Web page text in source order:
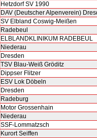
Hetzdorf SV 1990
DAV (Deutscher Alpenverein)
SV Elbland Coswig-Meißen
Radebeul
ELBLANDKLINIKUM RADEBEUL
Niederau
Dresden
TSV Blau-Weiß Gröditz
Dippser Flitzer
ESV Lok Döbeln
Dresden
Radeburg
Motor Grossenhain
Niederau
SSF-Lommatzsch
Kurort Seiffen